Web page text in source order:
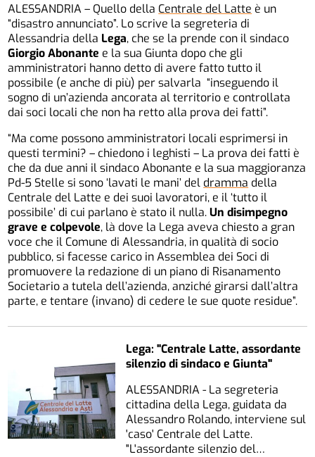
ALESSANDRIA – Quello della Centrale del Latte è un
“disastro annunciato”. Lo scrive la segreteria di
Alessandria della Lega, che se la prende con il sindaco
Giorgio Abonante e la sua Giunta dopo che gli
amministratori hanno detto di avere fatto tutto il
possibile (e anche di più) per salvarla “inseguendo il
sogno di un’azienda ancorata al territorio e controllata
dai soci locali che non ha retto alla prova dei fatti”.
“Ma come possono amministratori locali esprimersi in
questi termini? – chiedono i leghisti – La prova dei fatti è
che da due anni il sindaco Abonante e la sua maggioranza
Pd-5 Stelle si sono ‘lavati le mani’ del dramma della
Centrale del Latte e dei suoi lavoratori, e il ‘tutto il
possibile’ di cui parlano è stato il nulla.Un disimpegno
grave e colpevole, là dove la Lega aveva chiesto a gran
voce che il Comune di Alessandria, in qualità di socio
pubblico, si facesse carico in Assemblea dei Soci di
promuovere la redazione di un piano di Risanamento
Societario a tutela dell’azienda, anziché girarsi dall’altra
parte, e tentare (invano) di cedere le sue quote residue”.
Lega: "Centrale Latte, assordante
silenzio di sindaco e Giunta"
ALESSANDRIA - La segreteria
cittadina della Lega, guidata da
Alessandro Rolando, interviene sul
'caso' Centrale del Latte.
"L'assordante silenzio del…